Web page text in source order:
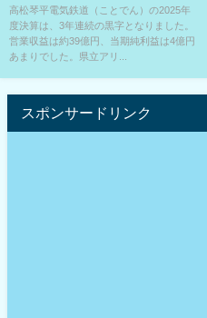
は苦しい??
高松琴平電気鉄道（ことでん）の2025年
度決算は、3年連続の黒字となりました。
営業収益は約39億円、当期純利益は4億円
あまりでした。県立アリ...
スポンサードリンク